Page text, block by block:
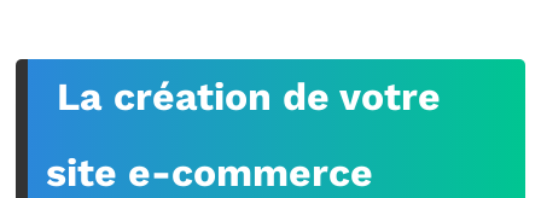
La création de votre
site e-commerce